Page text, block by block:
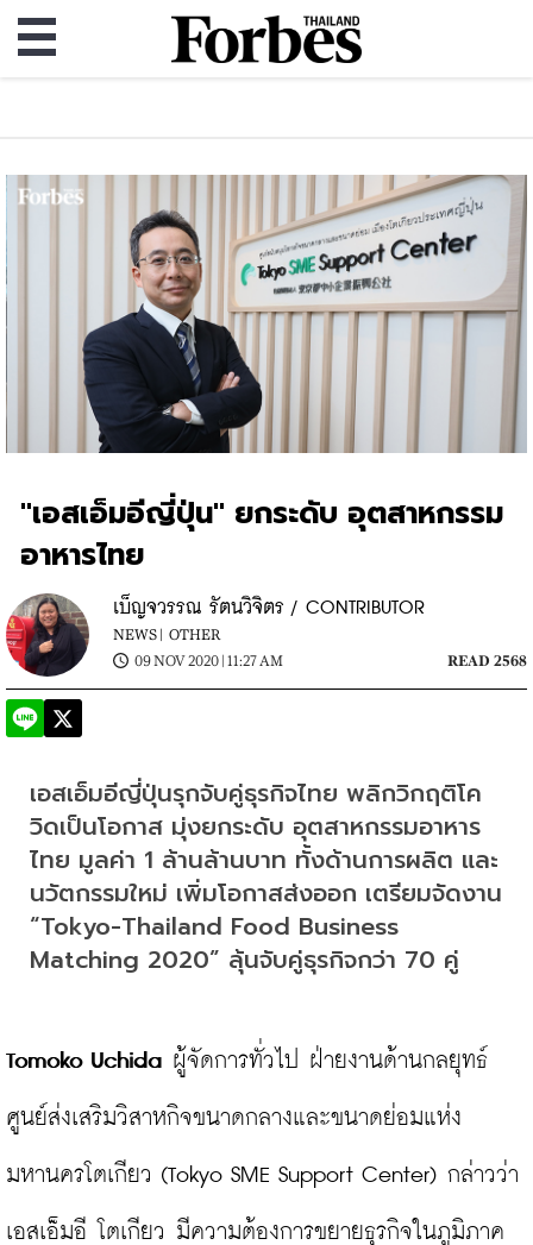
"เอสเอ็มอีญี่ปุ่น" ยกระดับ อุตสาหกรรม
อาหารไทย
เบ็ญจวรรณ รัตนวิจิตร / CONTRIBUTOR
NEWS | OTHER
09 NOV 2020 | 11:27 AM
READ 2568
เอสเอ็มอีญี่ปุ่นรุกจับคู่ธุรกิจไทย พลิกวิกฤติโค
วิดเป็นโอกาส มุ่งยกระดับ อุตสาหกรรมอาหาร
ไทย มูลค่า 1 ล้านล้านบาท ทั้งด้านการผลิต และ
นวัตกรรมใหม่ เพิ่มโอกาสส่งออก เตรียมจัดงาน
“Tokyo-Thailand Food Business
Matching 2020” ลุ้นจับคู่ธุรกิจกว่า 70 คู่
Tomoko Uchida ผู้จัดการทั่วไป ฝ่ายงานด้านกลยุทธ์
ศูนย์ส่งเสริมวิสาหกิจขนาดกลางและขนาดย่อมแห่ง
มหานครโตเกียว (Tokyo SME Support Center) กล่าวว่า
เอสเอ็มอี โตเกียว มีความต้องการขยายธุรกิจในภูมิภาค